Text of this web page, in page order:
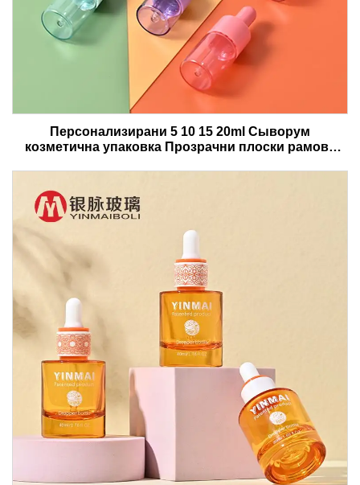
Персонализирани 5 10 15 20ml Сыворум
козметична упаковка Прозрачни плоски рамове